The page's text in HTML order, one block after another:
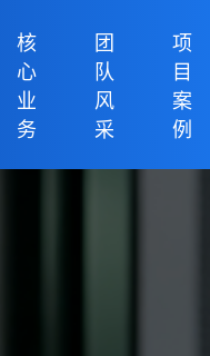
核
心
业
务
团
队
风
采
项
目
案
例